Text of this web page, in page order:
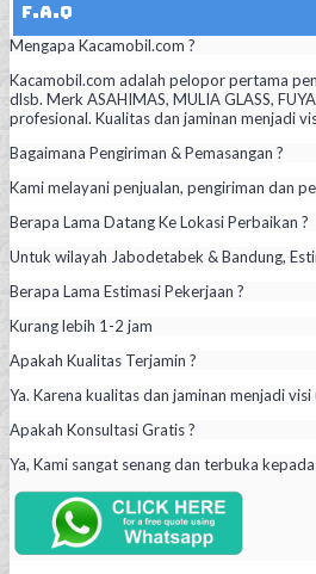
F.A.Q
Mengapa Kacamobil.com ?
Kacamobil.com adalah pelopor pertama
dlsb. Merk ASAHIMAS, MULIA GLASS,
profesional. Kualitas dan jaminan menjadi
Bagaimana Pengiriman & Pemasangan ?
Kami melayani penjualan, pengiriman dan
Berapa Lama Datang Ke Lokasi Perbaikan ?
Untuk wilayah Jabodetabek & Bandung,
Berapa Lama Estimasi Pekerjaan ?
Kurang lebih 1-2 jam
Apakah Kualitas Terjamin ?
Ya. Karena kualitas dan jaminan menjadi
Apakah Konsultasi Gratis ?
Ya, Kami sangat senang dan terbuka